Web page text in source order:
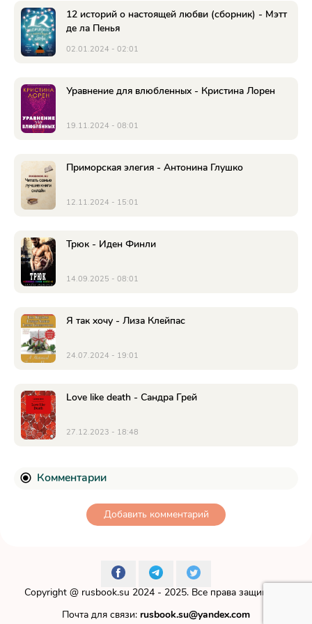
12 историй о настоящей любви (сборник) - Мэтт
де ла Пенья
02.01.2024 - 02:01
Уравнение для влюбленных - Кристина Лорен
19.11.2024 - 08:01
Приморская элегия - Антонина Глушко
12.11.2024 - 15:01
Трюк - Иден Финли
14.09.2025 - 08:01
Я так хочу - Лиза Клейпас
24.07.2024 - 19:01
Love like death - Сандра Грей
27.12.2023 - 18:48
Комментарии
Добавить комментарий
Copyright @ rusbook.su 2024 - 2025. Все права защищены.
Почта для связи: rusbook.su@yandex.com